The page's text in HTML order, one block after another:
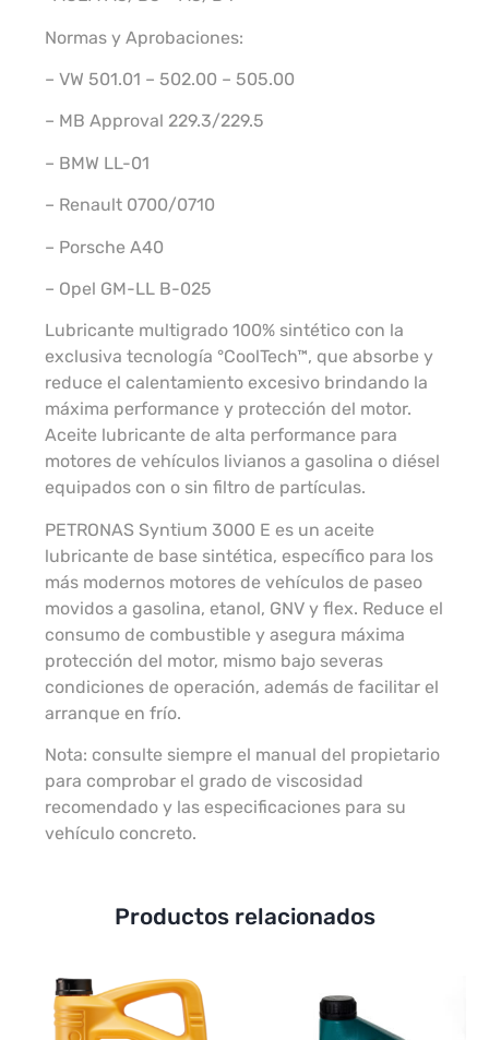
Normas y Aprobaciones:
– VW 501.01 – 502.00 – 505.00
– MB Approval 229.3/229.5
– BMW LL-01
– Renault 0700/0710
– Porsche A40
– Opel GM-LL B-025
Lubricante multigrado 100% sintético con la
exclusiva tecnología °CoolTech™, que absorbe y
reduce el calentamiento excesivo brindando la
máxima performance y protección del motor.
Aceite lubricante de alta performance para
motores de vehículos livianos a gasolina o diésel
equipados con o sin filtro de partículas.
PETRONAS Syntium 3000 E es un aceite
lubricante de base sintética, específico para los
más modernos motores de vehículos de paseo
movidos a gasolina, etanol, GNV y flex. Reduce el
consumo de combustible y asegura máxima
protección del motor, mismo bajo severas
condiciones de operación, además de facilitar el
arranque en frío.
Nota: consulte siempre el manual del propietario
para comprobar el grado de viscosidad
recomendado y las especificaciones para su
vehículo concreto.
Productos relacionados